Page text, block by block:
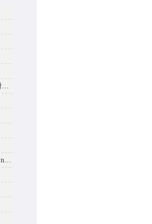
HXPnL-L-900耐高温钢包铝滑触线
HXPnL-T、HXPnL-TⅡ、HXPnL-TⅢ系列钢体滑线